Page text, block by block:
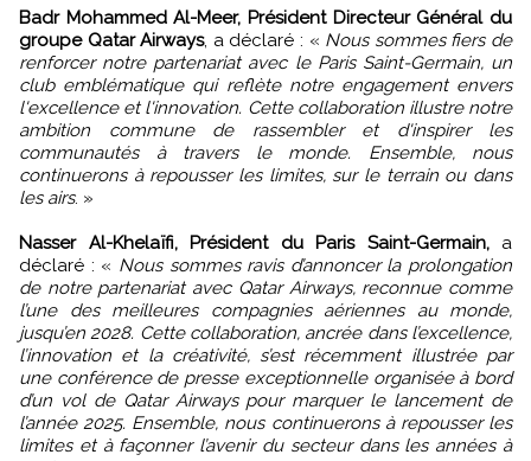
Badr Mohammed Al-Meer, Président Directeur Général du
groupe Qatar Airways, a déclaré : « Nous sommes fiers de
renforcer notre partenariat avec le Paris Saint-Germain, un
club emblématique qui reflète notre engagement envers
l'excellence et l'innovation. Cette collaboration illustre notre
ambition commune de rassembler et d'inspirer les
communautés à travers le monde. Ensemble, nous
continuerons à repousser les limites, sur le terrain ou dans
les airs. »
Nasser Al-Khelaïfi, Président du Paris Saint-Germain,a
déclaré : « Nous sommes ravis d’annoncer la prolongation
de notre partenariat avec Qatar Airways, reconnue comme
l’une des meilleures compagnies aériennes au monde,
jusqu’en 2028. Cette collaboration, ancrée dans l’excellence,
l’innovation et la créativité, s’est récemment illustrée par
une conférence de presse exceptionnelle organisée à bord
d’un vol de Qatar Airways pour marquer le lancement de
l’année 2025. Ensemble, nous continuerons à repousser les
limites et à façonner l’avenir du secteur dans les années à